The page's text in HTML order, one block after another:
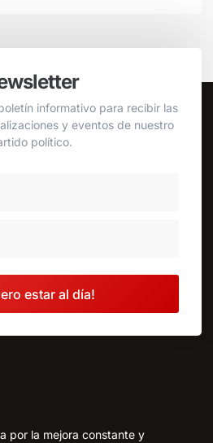
informativo para recibir las
y eventos de nuestro
político.
estar al día!
por la mejora constante y